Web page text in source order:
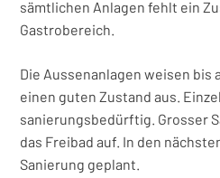
sämtlichen Anlagen fehlt ein
Gastrobereich.
Die Aussenanlagen weisen bis
einen guten Zustand aus.
sanierungsbedürftig. Grosser
das Freibad auf. In den
Sanierung geplant.